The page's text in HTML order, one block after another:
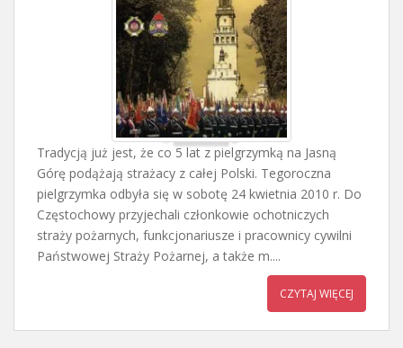
Tradycją już jest, że co 5 lat z pielgrzymką na Jasną
Górę podążają strażacy z całej Polski. Tegoroczna
pielgrzymka odbyła się w sobotę 24 kwietnia 2010 r. Do
Częstochowy przyjechali członkowie ochotniczych
straży pożarnych, funkcjonariusze i pracownicy cywilni
Państwowej Straży Pożarnej, a także m....
CZYTAJ WIĘCEJ